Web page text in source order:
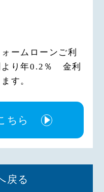
ームローンご利
より年0.2％ 金利
す。
ちら
戻る